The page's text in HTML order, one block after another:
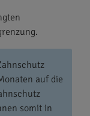
auf die
somit in